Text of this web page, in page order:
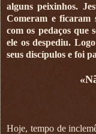
alguns peixinhos.
Comeram e ficaram
com os pedaços
ele os despediu.
seus discípulos e foi
Hoje, tempo de